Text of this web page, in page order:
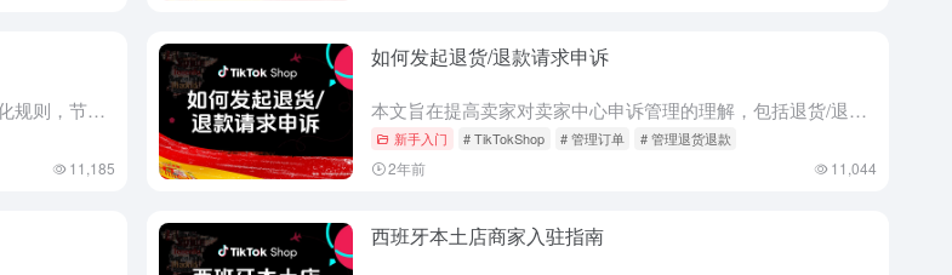
这份全面指南将帮助您设置退货/退款请求的自动化规则，节省宝贵的时间和资源。通过允许买家保留产品并自动批准退款，无需退回商品，您可以简化运营流程。请按照以下分步说明，轻松设置无需退货的自动退款规则。 创...
11,185
如何发起退货/退款请求申诉
本文旨在提高卖家对卖家中心申诉管理的理解，包括退货/退款订单的申诉提交、申诉进度跟踪，以及改进筛选器以实现高效监控。 哪些类型的情景可以上诉？ 您可以针对以下订单类型发起申诉： 如何启动申诉流程？ 1...
新手入门 # TikTokShop # 管理订单 # 管理退货退款
2年前 11,044
西班牙本土店商家入驻指南